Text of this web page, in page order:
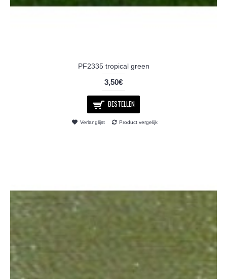
PF2335 tropical green
3,50€
BESTELLEN
Verlanglijst Product vergelijk